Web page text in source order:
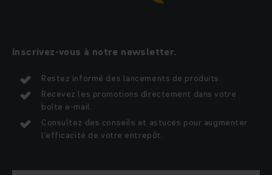
Inscrivez-vous à notre newsletter.
Restez informé des lancements de produits.
Recevez les promotions directement dans votre
boîte e-mail.
Consultez des conseils et astuces pour augmenter
l'efficacité de votre entrepôt.